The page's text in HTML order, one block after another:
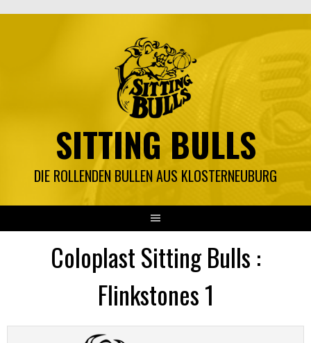
SITTING BULLS
DIE ROLLENDEN BULLEN AUS KLOSTERNEUBURG
Coloplast Sitting Bulls :
Flinkstones 1